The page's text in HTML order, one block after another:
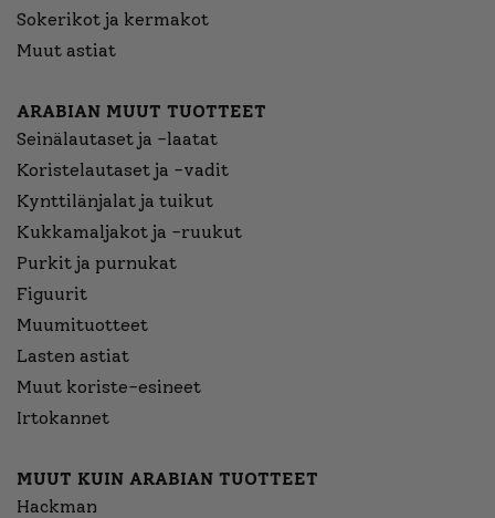
Sokerikot ja kermakot
Muut astiat
ARABIAN MUUT TUOTTEET
Seinälautaset ja -laatat
Koristelautaset ja -vadit
Kynttilänjalat ja tuikut
Kukkamaljakot ja -ruukut
Purkit ja purnukat
Figuurit
Muumituotteet
Lasten astiat
Muut koriste-esineet
Irtokannet
MUUT KUIN ARABIAN TUOTTEET
Hackman